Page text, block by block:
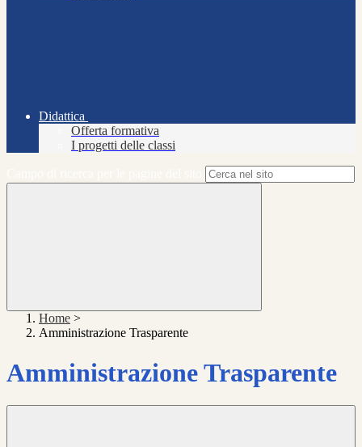
Didattica
Offerta formativa
I progetti delle classi
Home >
Amministrazione Trasparente
Amministrazione Trasparente